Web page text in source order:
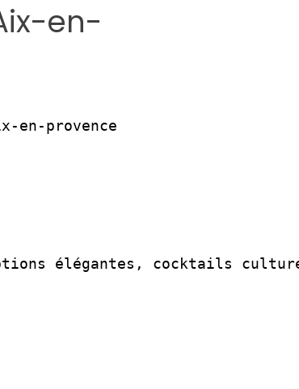
en-
en-provence
élégantes, cocktails